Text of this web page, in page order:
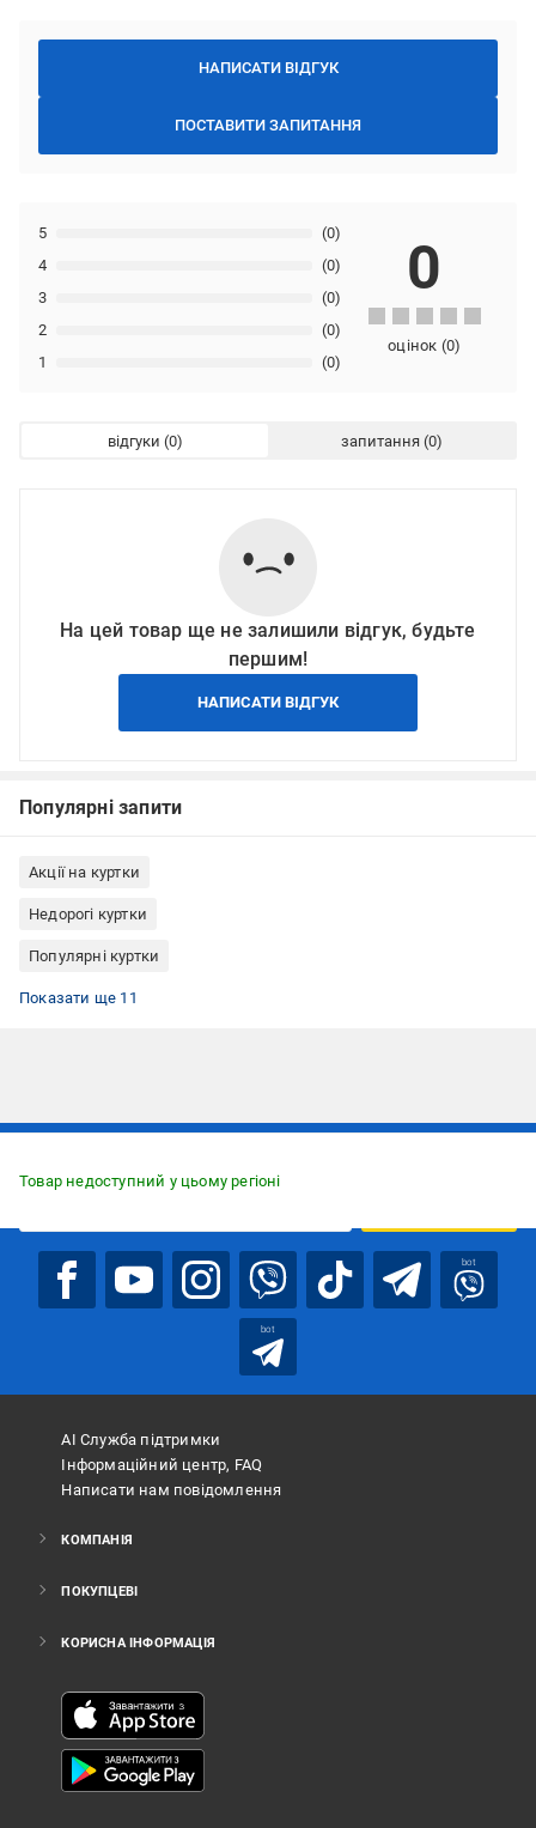
НАПИСАТИ ВІДГУК
ПОСТАВИТИ ЗАПИТАННЯ
1 (0)
2 (0)
3 (0)
4 (0)
5 (0)
0
оцінок (0)
відгуки запитання
На цей товар ще не залишили відгук, будьте
першим!
НАПИСАТИ ВІДГУК
Популярні запити
Акції на куртки
Недорогі куртки
Популярні куртки
Спортивний одяг EA7
Одяг останніх розмірів
Чоловічий верхній одяг
Спортивний одяг
Куртки EA7
Куртки жіночі
Спортивна куртка
Куртки Італія
Спортивні куртки жіночі
Розпродаж жіночих курток
Куртки розміру S
Показати ще 11
Товар недоступний у цьому регіоні
bot
bot
АІ Служба підтримки
Інформаційний центр, FAQ
Написати нам повідомлення
КОМПАНІЯ
ПОКУПЦЕВІ
КОРИСНА ІНФОРМАЦІЯ